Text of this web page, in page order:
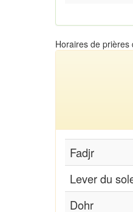
Horaires de
Fadjr
Lever du
Dohr